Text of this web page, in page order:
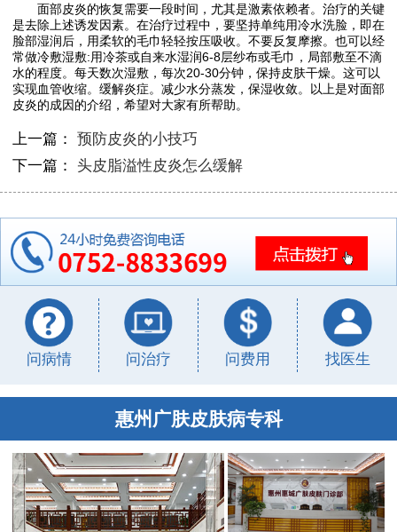
面部皮炎的恢复需要一段时间，尤其是激素依赖者。治疗的关键
是去除上述诱发因素。在治疗过程中，要坚持单纯用冷水洗脸，即在
脸部湿润后，用柔软的毛巾轻轻按压吸收。不要反复摩擦。也可以经
常做冷敷湿敷:用冷茶或自来水湿润6-8层纱布或毛巾，局部敷至不滴
水的程度。每天数次湿敷，每次20-30分钟，保持皮肤干燥。这可以
实现血管收缩。缓解炎症。减少水分蒸发，保湿收敛。以上是对面部
皮炎的成因的介绍，希望对大家有所帮助。
上一篇： 预防皮炎的小技巧
下一篇： 头皮脂溢性皮炎怎么缓解
问病情 问治疗 问费用 找医生
惠州广肤皮肤病专科